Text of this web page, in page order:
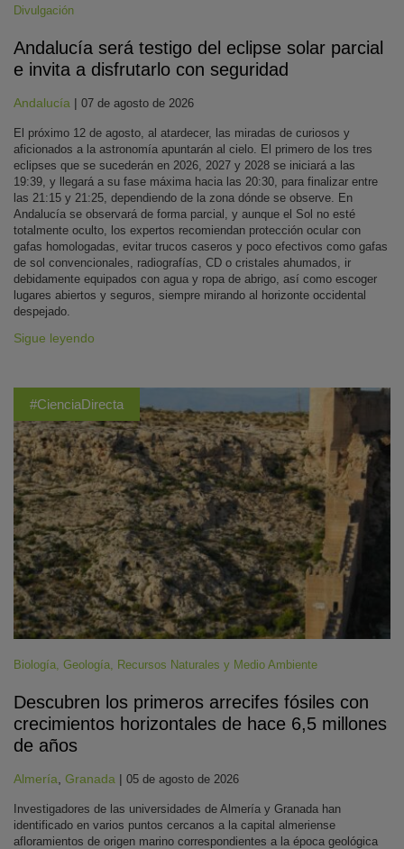
Divulgación
Andalucía será testigo del eclipse solar parcial
e invita a disfrutarlo con seguridad
Andalucía | 07 de agosto de 2026
El próximo 12 de agosto, al atardecer, las miradas de curiosos y
aficionados a la astronomía apuntarán al cielo. El primero de los tres
eclipses que se sucederán en 2026, 2027 y 2028 se iniciará a las
19:39, y llegará a su fase máxima hacia las 20:30, para finalizar entre
las 21:15 y 21:25, dependiendo de la zona dónde se observe. En
Andalucía se observará de forma parcial, y aunque el Sol no esté
totalmente oculto, los expertos recomiendan protección ocular con
gafas homologadas, evitar trucos caseros y poco efectivos como gafas
de sol convencionales, radiografías, CD o cristales ahumados, ir
debidamente equipados con agua y ropa de abrigo, así como escoger
lugares abiertos y seguros, siempre mirando al horizonte occidental
despejado.
Sigue leyendo
#CienciaDirecta
Biología Geología Recursos Naturales y Medio Ambiente
Descubren los primeros arrecifes fósiles con
crecimientos horizontales de hace 6,5 millones
de años
Almería Granada | 05 de agosto de 2026
Investigadores de las universidades de Almería y Granada han
identificado en varios puntos cercanos a la capital almeriense
afloramientos de origen marino correspondientes a la época geológica